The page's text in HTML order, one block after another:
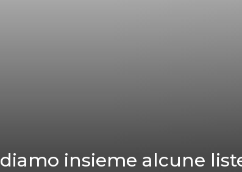
insieme alcune